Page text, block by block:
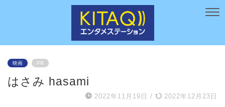
映画 PR
はさみ hasami
2022年11月19日 / 2022年12月23日